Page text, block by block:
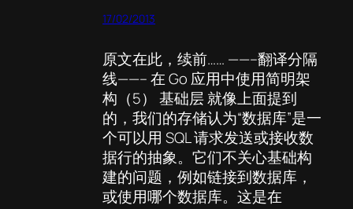
17/02/2013
原文在此，续前…… ——–翻译分隔
线——– 在 Go 应用中使用简明架
构（5） 基础层 就像上面提到
的，我们的存储认为“数据库”是一
个可以用 SQL 请求发送或接收数
据行的抽象。它们不关心基础构
建的问题，例如链接到数据库，
或使用哪个数据库。这是在